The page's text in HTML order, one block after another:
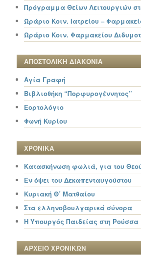
Πρόγραμμα Θείων Λειτουργιών
Ωράριο Κοιν. Ιατρείου –
Ωράριο Κοιν. Φαρμακείου
ΑΠΟΣΤΟΛΙΚΗ ΔΙΑΚΟΝΙΑ
Αγία Γραφή
Βιβλιοθήκη “Πορφυρογέννητος”
Εορτολόγιο
Φωνή Κυρίου
ΧΡΟΝΙΚΑ
Κατασκήνωση φωλιά, για του
Εν όψει του Δεκαπενταυγούστου
Κυριακή Θ΄ Ματθαίου
Στα ελληνοβουλγαρικά σύνορα
Η Υπουργός Παιδείας στη Ρούσσα
ΑΡΧΕΙΟ ΧΡΟΝΙΚΩΝ